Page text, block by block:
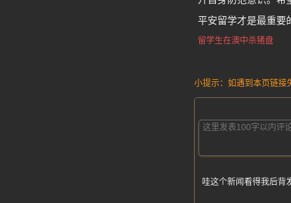
平安留学才是最重要
留学生在澳中杀猪盘
小提示：如遇到本页链接
哇这个新闻看得我后背